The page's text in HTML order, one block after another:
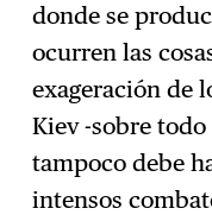
donde se
ocurren las
exageración de
Kiev -sobre
tampoco debe
intensos